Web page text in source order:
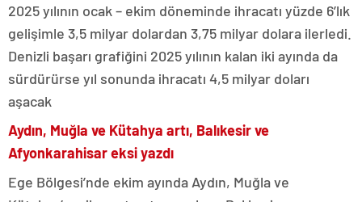
2025 yılının ocak – ekim döneminde ihracatı yüzde 6’lık
gelişimle 3,5 milyar dolardan 3,75 milyar dolara ilerledi.
Denizli başarı grafiğini 2025 yılının kalan iki ayında da
sürdürürse yıl sonunda ihracatı 4,5 milyar doları
aşacak
Aydın, Muğla ve Kütahya artı, Balıkesir ve
Afyonkarahisar eksi yazdı
Ege Bölgesi’nde ekim ayında Aydın, Muğla ve